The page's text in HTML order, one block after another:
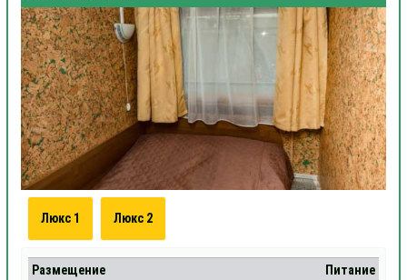
Люкс 1 Люкс 2
Размещение
Питание